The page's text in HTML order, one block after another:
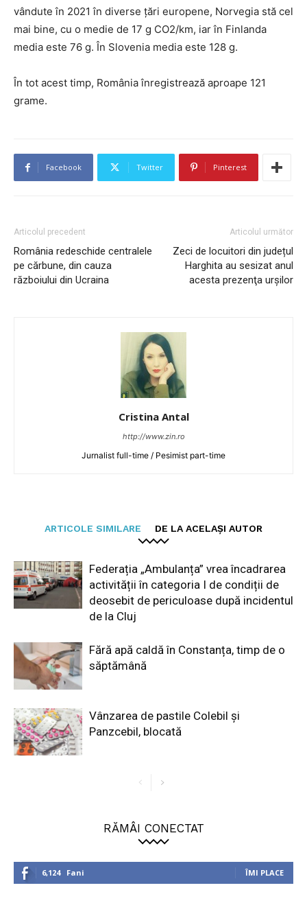
vândute în 2021 în diverse țări europene, Norvegia stă cel
mai bine, cu o medie de 17 g CO2/km, iar în Finlanda
media este 76 g. În Slovenia media este 128 g.
În tot acest timp, România înregistrează aproape 121
grame.
Facebook Twitter Pinterest
Articolul precedent
România redeschide centralele
pe cărbune, din cauza
războiului din Ucraina
Articolul următor
Zeci de locuitori din județul
Harghita au sesizat anul
acesta prezenţa urșilor
Cristina Antal
http://www.zin.ro
Jurnalist full-time / Pesimist part-time
ARTICOLE SIMILARE DE LA ACELAȘI AUTOR
Federația „Ambulanța” vrea încadrarea
activității în categoria I de condiții de
deosebit de periculoase după incidentul
de la Cluj
Fără apă caldă în Constanța, timp de o
săptămână
Vânzarea de pastile Colebil și
Panzcebil, blocată
RĂMÂI CONECTAT
6,124 Fani ÎMI PLACE